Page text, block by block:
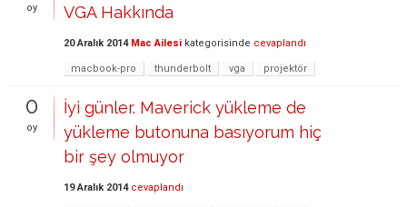
oy
VGA Hakkında
20 Aralık 2014 Mac Ailesi kategorisinde cevaplandı
macbook-pro thunderbolt vga projektör
0
oy
İyi günler. Maverick yükleme de
yükleme butonuna basıyorum hiç
bir şey olmuyor
19 Aralık 2014 cevaplandı